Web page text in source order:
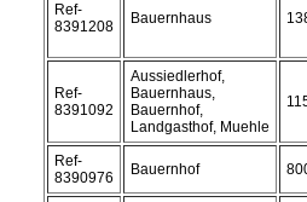
Ref-
8391208
Bauernhaus
Ref-
8391092
Aussiedlerhof,
Bauernhaus,
Bauernhof,
Landgasthof, Muehle
Ref-
8390976
Bauernhof